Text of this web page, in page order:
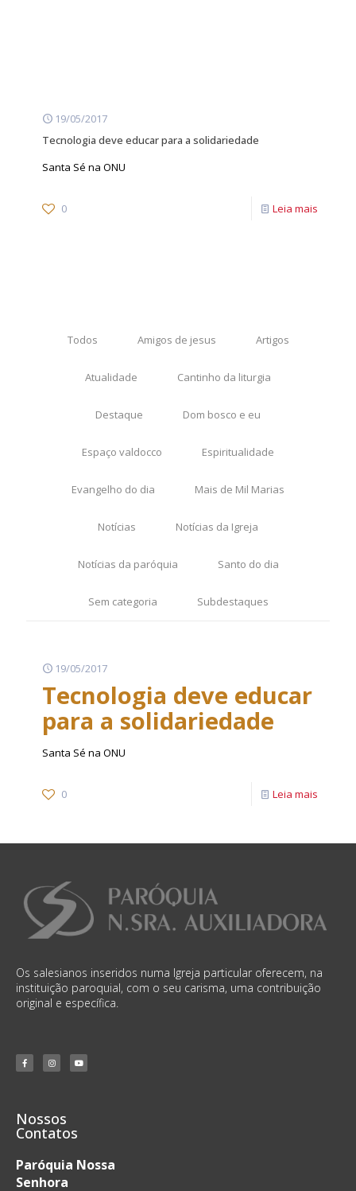
19/05/2017
Tecnologia deve educar para a solidariedade
Santa Sé na ONU
0 Leia mais
Todos Amigos de jesus Artigos
Atualidade Cantinho da liturgia
Destaque Dom bosco e eu
Espaço valdocco Espiritualidade
Evangelho do dia Mais de Mil Marias
Notícias Notícias da Igreja
Notícias da paróquia Santo do dia
Sem categoria Subdestaques
19/05/2017
Tecnologia deve educar
para a solidariedade
Santa Sé na ONU
0 Leia mais
Os salesianos inseridos numa Igreja particular oferecem, na
instituição paroquial, com o seu carisma, uma contribuição
original e específica.
Nossos
Contatos
Paróquia Nossa
Senhora